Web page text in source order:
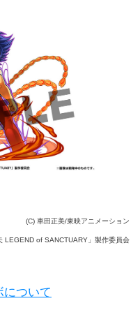
(C) 車田正美/東映アニメーション
LEGEND of SANCTUARY」製作委員会
ついて